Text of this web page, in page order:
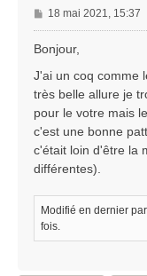
M
e
a
g
18 mai 2021, 15:37
Bonjour,
J'ai un coq comme
très belle allure je
pour le votre mais
c'est une bonne
c'était loin d'être la
différentes).
Modifié en dernier par
fois.